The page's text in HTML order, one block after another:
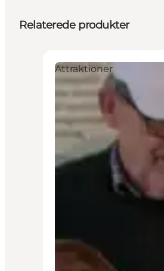
Relaterede produkter
Attraktioner